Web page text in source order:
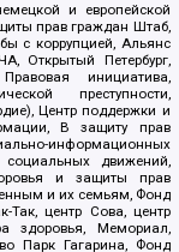
и европейской
прав граждан Штаб,
с коррупцией, Альянс
Открытый Петербург,
инициатива,
преступности,
Центр поддержки и
В защиту прав
информационных
социальных движений,
и защиты прав
и их семьям, Фонд
Так, центр Сова, центр
здоровья, Мемориал,
Парк Гагарина, Фонд